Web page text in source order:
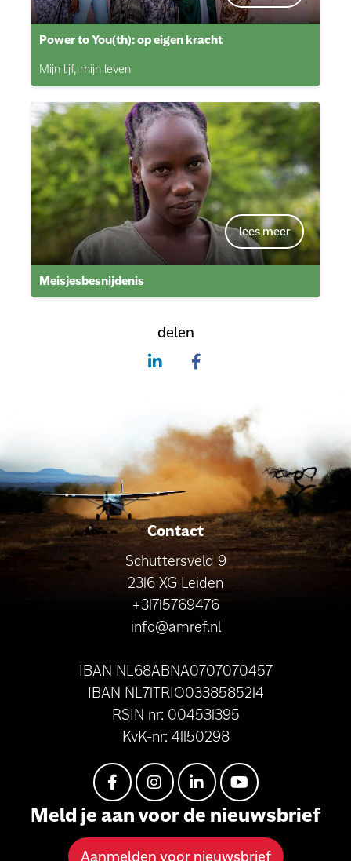
Power to You(th): op eigen kracht
Mijn lijf, mijn leven
Meisjesbesnijdenis
delen
Contact
Schuttersveld 9
2316 XG Leiden
+31715769476
info@amref.nl
IBAN NL68ABNA0707070457
IBAN NL71TRIO0338585214
RSIN nr: 004531395
KvK-nr: 41150298
Meld je aan voor de nieuwsbrief
Aanmelden voor nieuwsbrief